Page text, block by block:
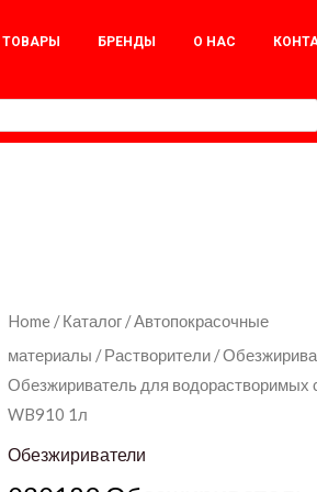
БРЕНДЫ О НАС
Home /Каталог /Автопокрасочные
материалы /Растворители /
Обезжириватель для водорастворимых
WB910 1л
Обезжириватели
030189
Обезжириватель
для
водорастворимых
систем